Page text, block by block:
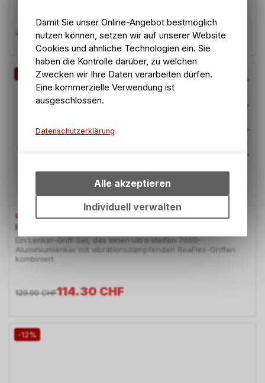
21.10 CHF
24.00 CHF
-12%
LEATT
Handlebar Kit 6.0 Ø3
Ein Lenker-Griff-Set, das einen ultra steifen 7050-
Aluminiumlenker mit vibrationsdämpfenden ReaFlex-Griffen
kombiniert.
114.30CHF
129.90 CHF
-12%
Damit Sie unser Online-Angebot bestmöglich
nutzen können, setzen wir auf unserer Website
Cookies und ähnliche Technologien ein. Sie
haben die Kontrolle darüber, zu welchen
Zwecken wir Ihre Daten verarbeiten dürfen.
Eine kommerzielle Verwendung ist
ausgeschlossen.
Datenschutzerklärung
bestimmte Interaktionen und
Einstellungen auf Ihrem Gerät,
um die grundlegenden
Funktionen unseres Online-
Verwendung des Warenkorbs,
zu ermöglichen. Bitte beachten
auf Ihre persönlichen
Alle akzeptieren
Individuell verwalten